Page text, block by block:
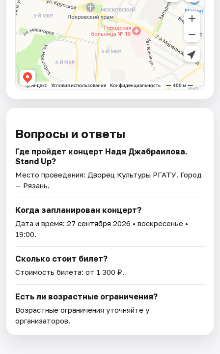
Вопросы и ответы
Где пройдет концерт Надя Джабраилова.
Stand Up?
Место проведения: Дворец Культуры РГАТУ. Город
— Рязань.
Когда запланирован концерт?
Дата и время:27 сентября 2026 • воскресенье •
19:00.
Сколько стоит билет?
Стоимость билета: от 1 300 ₽.
Есть ли возрастные ограничения?
Возрастные ограничения уточняйте у
организаторов.